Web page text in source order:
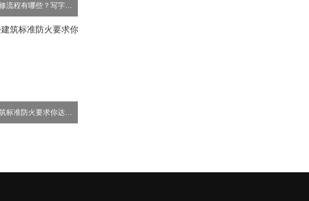
深圳写字楼装修流程有哪些？写字楼装修注意事项?
高层办公楼建筑标准防火要求你达到了吗？